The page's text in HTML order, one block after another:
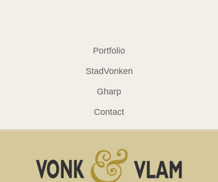
Portfolio
StadVonken
Gharp
Contact